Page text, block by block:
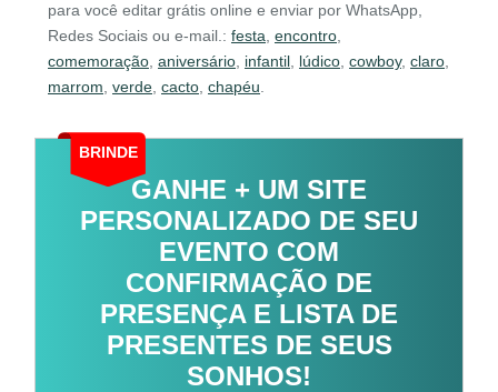
para você editar grátis online e enviar por WhatsApp,
Redes Sociais ou e-mail.: festa encontro
comemoração aniversário infantil lúdico cowboy, claro
marrom verde cacto chapéu
BRINDE
GANHE + UM SITE
PERSONALIZADO DE SEU
EVENTO COM
CONFIRMAÇÃO DE
PRESENÇA E LISTA DE
PRESENTES DE SEUS
SONHOS!